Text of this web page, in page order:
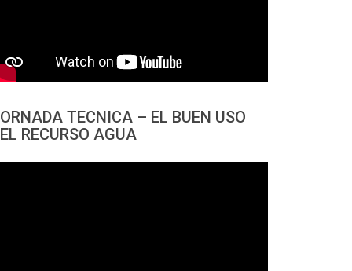
TECNICA – EL BUEN USO
RECURSO AGUA